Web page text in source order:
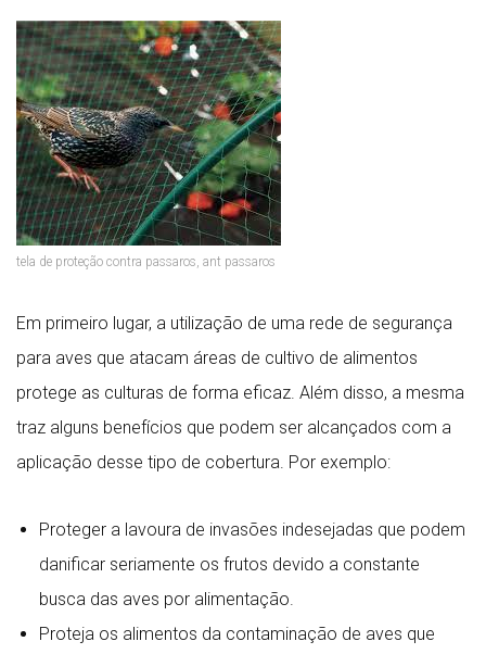
tela de proteção contra passaros, ant passaros
Em primeiro lugar, a utilização de uma rede de segurança
para aves que atacam áreas de cultivo de alimentos
protege as culturas de forma eficaz. Além disso, a mesma
traz alguns benefícios que podem ser alcançados com a
aplicação desse tipo de cobertura. Por exemplo:
Proteger a lavoura de invasões indesejadas que podem
danificar seriamente os frutos devido a constante
busca das aves por alimentação.
Proteja os alimentos da contaminação de aves que